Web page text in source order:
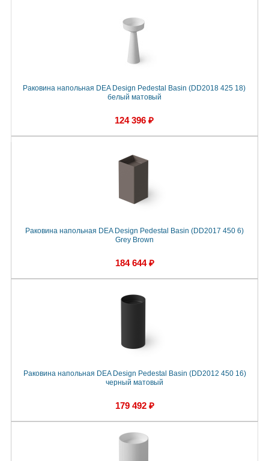
Раковина напольная DEA Design Pedestal Basin (DD2018 425 18)
белый матовый
124 396 ₽
Раковина напольная DEA Design Pedestal Basin (DD2017 450 6)
Grey Brown
184 644 ₽
Раковина напольная DEA Design Pedestal Basin (DD2012 450 16)
черный матовый
179 492 ₽